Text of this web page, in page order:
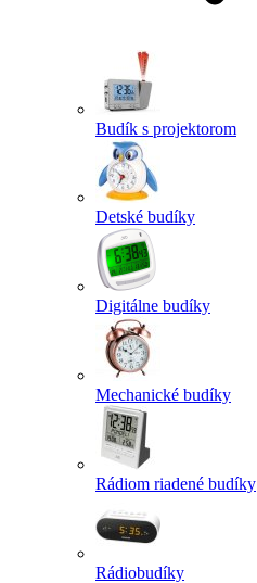
Budík s projektorom
Detské budíky
Digitálne budíky
Mechanické budíky
Rádiom riadené budíky
Rádiobudíky